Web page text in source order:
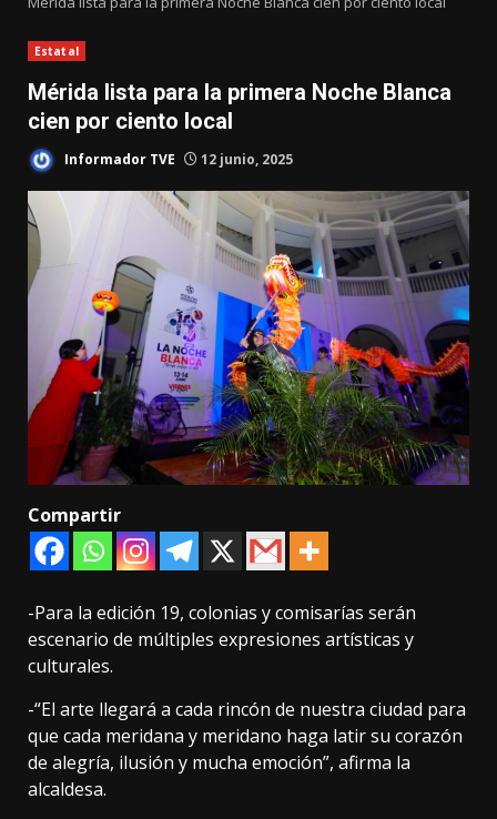
Estatal
Mérida lista para la primera Noche Blanca
cien por ciento local
Informador TVE 12 junio, 2025
Compartir
-Para la edición 19, colonias y comisarías serán
escenario de múltiples expresiones artísticas y
culturales.
-“El arte llegará a cada rincón de nuestra ciudad para
que cada meridana y meridano haga latir su corazón
de alegría, ilusión y mucha emoción”, afirma la
alcaldesa.